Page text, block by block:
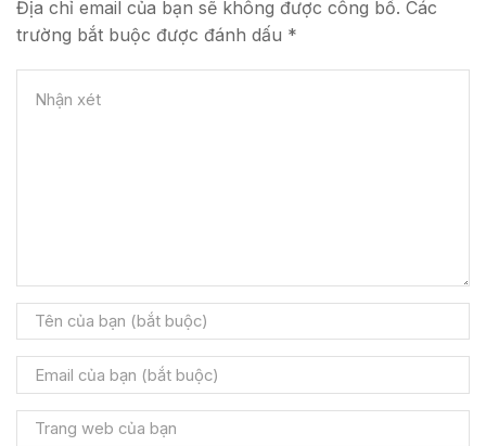
Địa chỉ email của bạn sẽ không được công bố. Các
trường bắt buộc được đánh dấu *